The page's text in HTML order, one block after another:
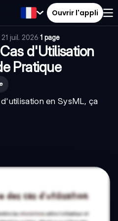
Ouvrir l'appli
21 juil. 2026·1 page
d'Utilisation
Pratique
en SysML, ça